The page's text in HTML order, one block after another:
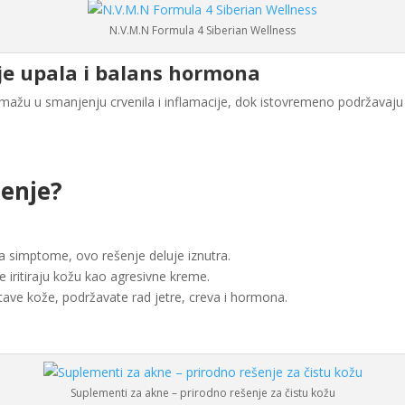
N.V.M.N Formula 4 Siberian Wellness
upala i balans hormona
u smanjenju crvenila i inflamacije, dok istovremeno
simptome, ovo rešenje deluje iznutra.
iritiraju kožu kao agresivne kreme.
kože, podržavate rad jetre, creva i hormona.
Suplementi za akne – prirodno rešenje za čistu kožu